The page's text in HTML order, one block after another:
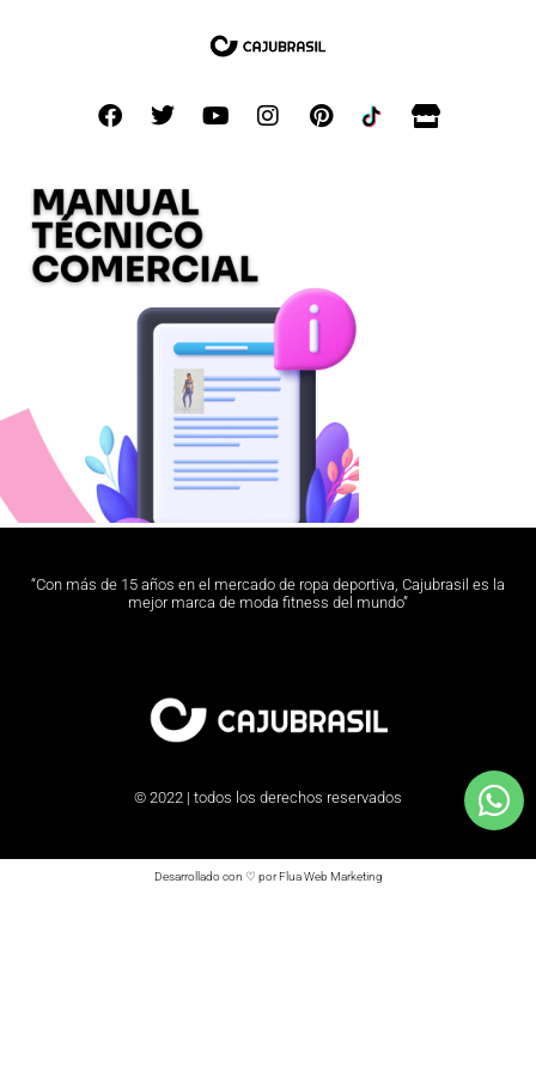
“Con más de 15 años en el mercado de ropa deportiva, Cajubrasil es la
mejor marca de moda fitness del mundo”
© 2022 | todos los derechos reservados
Desarrollado con ♡ por Flua Web Marketing